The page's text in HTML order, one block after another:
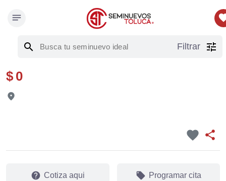
notes
search Filtrar tune
$ 0
fmd_good
favorite share
help Cotiza aqui local_offer Programar cita